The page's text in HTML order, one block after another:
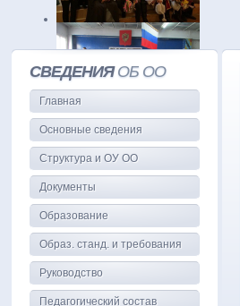
СВЕДЕНИЯОБ ОО
Главная
Основные сведения
Структура и ОУ ОО
Документы
Образование
Образ. станд. и требования
Руководство
Педагогический состав